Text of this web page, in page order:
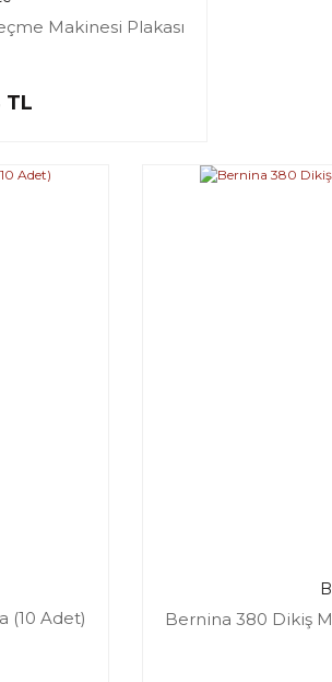
Makinesi Plakası
TL
(10 Adet) Bernina 380 Dikiş